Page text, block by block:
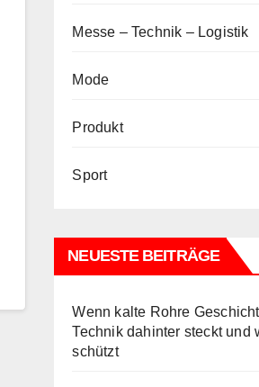
Messe – Technik – Logistik
Mode
Produkt
Sport
NEUESTE BEITRÄGE
Wenn kalte Rohre
Technik dahinter steckt und
schützt